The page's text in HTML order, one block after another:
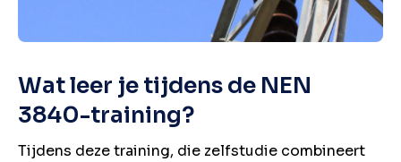
Wat leer je tijdens de NEN
3840-training?
Tijdens deze training, die zelfstudie combineert